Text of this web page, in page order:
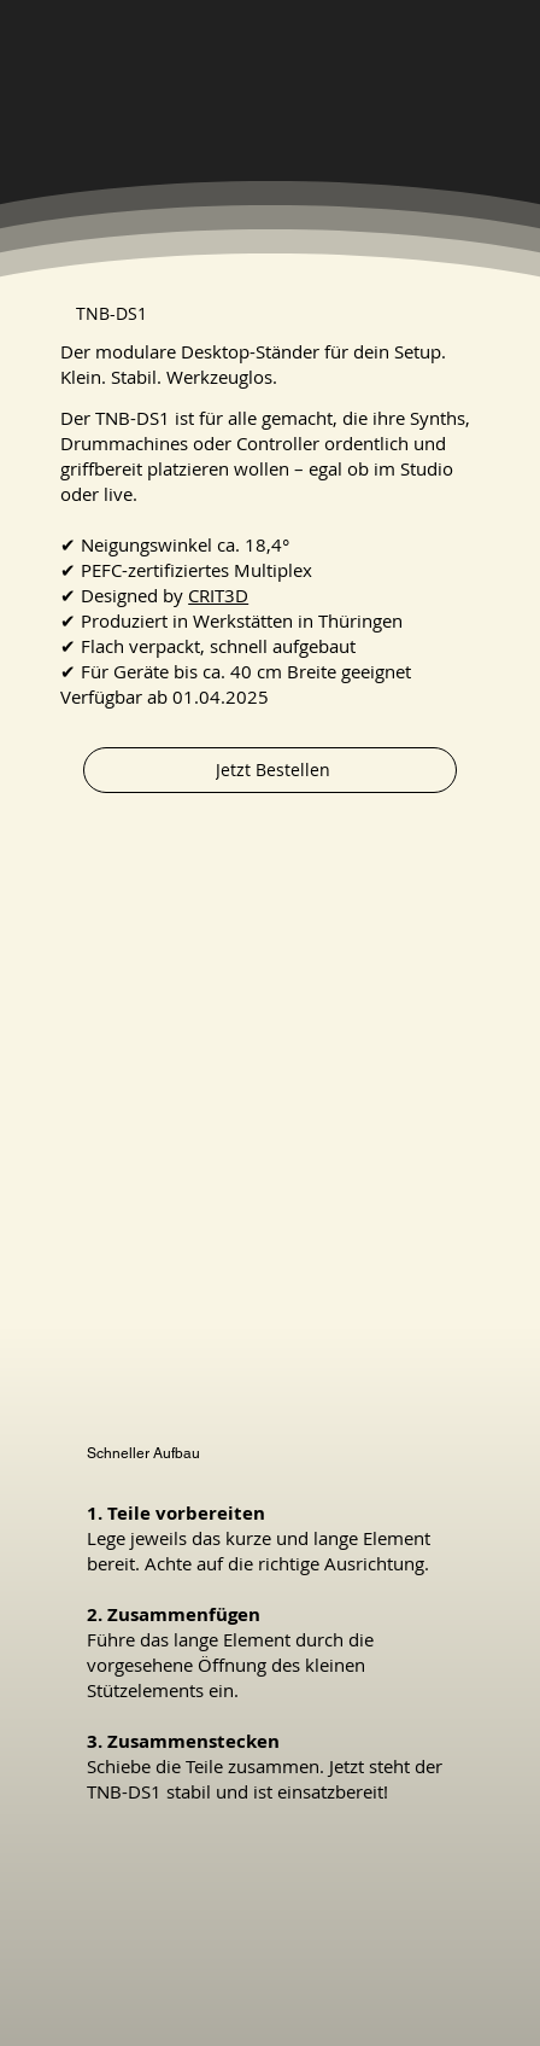
TNB-DS1
Der modulare Desktop-Ständer für dein Setup.
Klein. Stabil. Werkzeuglos.
Der TNB-DS1 ist für alle gemacht, die ihre Synths,
Drummachines oder Controller ordentlich und
griffbereit platzieren wollen – egal ob im Studio
oder live.
✔ Neigungswinkel ca. 18,4°
✔ PEFC-zertifiziertes Multiplex
✔ Designed by CRIT3D
✔ Produziert in Werkstätten in Thüringen
✔ Flach verpackt, schnell aufgebaut
✔ Für Geräte bis ca. 40 cm Breite geeignet
Verfügbar ab 01.04.2025
Jetzt Bestellen
Schneller Aufbau
1. Teile vorbereiten
Lege jeweils das kurze und lange Element
bereit. Achte auf die richtige Ausrichtung.
2. Zusammenfügen
Führe das lange Element durch die
vorgesehene Öffnung des kleinen
Stützelements ein.
3. Zusammenstecken
Schiebe die Teile zusammen. Jetzt steht der
TNB-DS1 stabil und ist einsatzbereit!